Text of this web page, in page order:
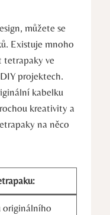
můžete se
Existuje mnoho
tetrapaky ve
projektech.
kabelku
kreativity a
na něco
originálního